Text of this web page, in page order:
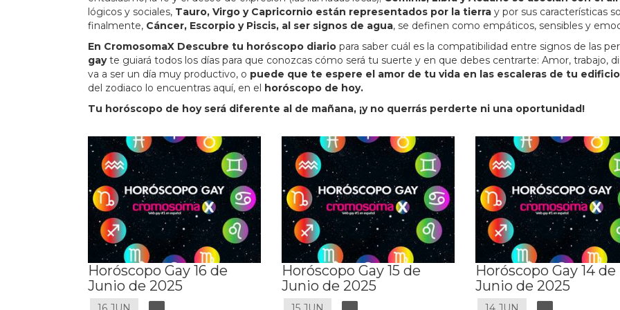
lógicos y sociales, Tauro, Virgo y Capricornio están representados por la tierra y por sus características
finalmente, Cáncer, Escorpio y Piscis, al ser signos de agua, se definen como empáticos, sensibles y
En CromosomaX Descubre tu horóscopo diario para saber cuál es la compatibilidad entre signos de las
gayte guiará todos los días para que conozcas cómo será tu suerte y en que debes centrarte: Amor, trabajo,
va a ser un día muy productivo, o puede que te espere el amor de tu vida en las escaleras de tu
del zodiaco lo encuentras aquí, en el horóscopo de hoy.
Tu horóscopo de hoy será diferente al de mañana, ¡y no querrás perderte ni una oportunidad!
Horóscopo Gay 16 de
Junio de 2025
Horóscopo Gay 15 de
Junio de 2025
Horóscopo Gay 14 de
Junio de 2025